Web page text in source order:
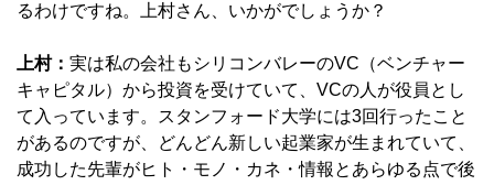
るわけですね。上村さん、いかがでしょうか？
上村： 実は私の会社もシリコンバレーのVC（ベンチャー
キャピタル）から投資を受けていて、VCの人が役員とし
て入っています。スタンフォード大学には3回行ったこと
があるのですが、どんどん新しい起業家が生まれていて、
成功した先輩がヒト・モノ・カネ・情報とあらゆる点で後